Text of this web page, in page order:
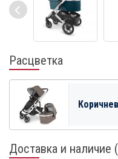
Расцветка
Доставка и наличие